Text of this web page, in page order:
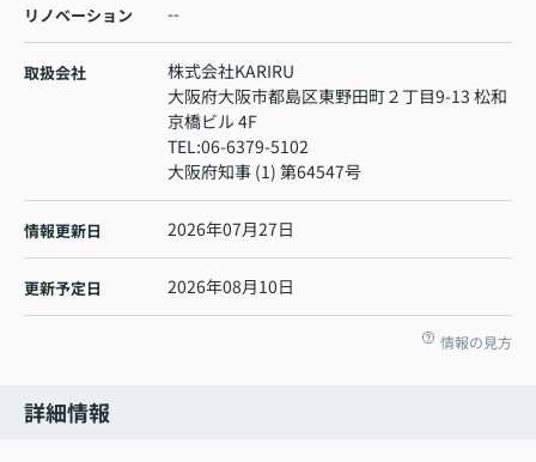
リノベーション --
取扱会社
株式会社KARIRU
大阪府大阪市都島区東野田町２丁目9-13 松和
京橋ビル 4F
TEL:06-6379-5102
大阪府知事 (1) 第64547号
情報更新日 2026年07月27日
更新予定日 2026年08月10日
情報の見方
詳細情報